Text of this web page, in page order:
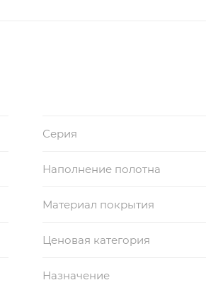
Серия
Наполнение полотна
Материал покрытия
Ценовая категория
Назначение